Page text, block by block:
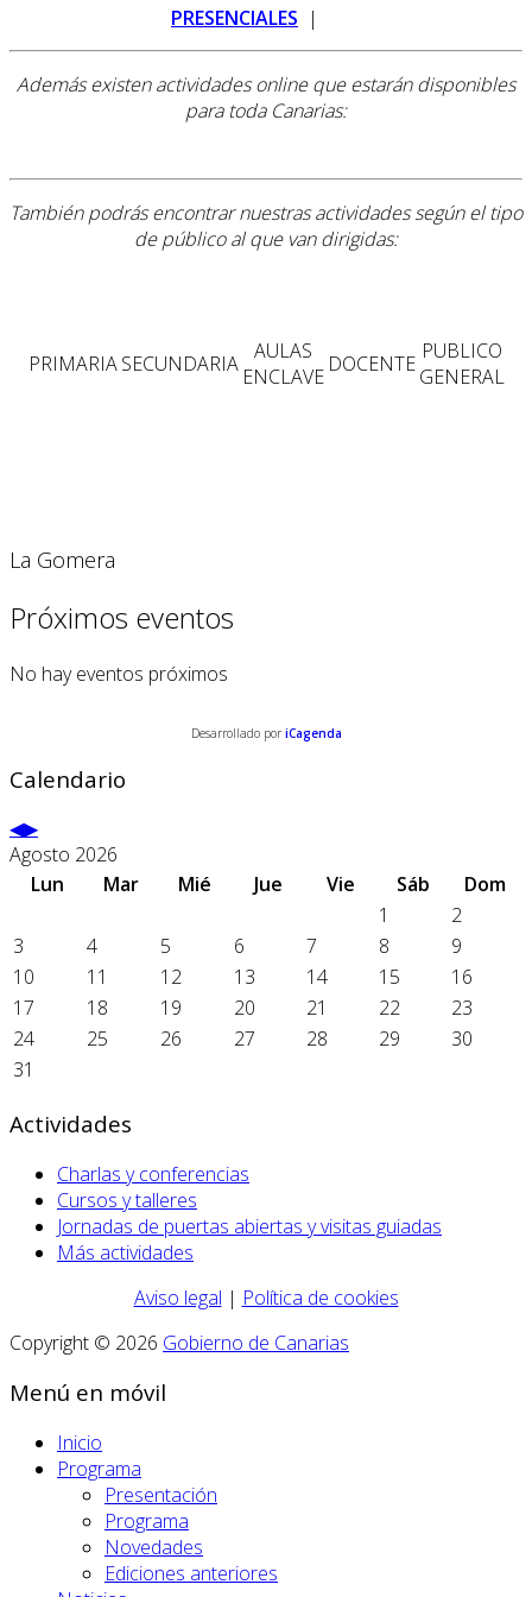
PRESENCIALES |
Además existen actividades online que estarán disponibles
para toda Canarias:
También podrás encontrar nuestras actividades según el tipo
de público al que van dirigidas:
PRIMARIA SECUNDARIA
AULAS
ENCLAVE DOCENTE PUBLICO
GENERAL
La Gomera
Próximos eventos
No hay eventos próximos
Desarrollado por iCagenda
Calendario
Agosto 2026
Lun
Mar Mié Jue Vie Sáb
Dom
1
2
3
4 5 6 7 8
9
10
11 12 13 14 15
16
17
18 19 20 21 22
23
24
25 26 27 28 29
30
31
Actividades
Charlas y conferencias
Cursos y talleres
Jornadas de puertas abiertas y visitas guiadas
Más actividades
Aviso legal | Política de cookies
Copyright © 2026 Gobierno de Canarias
Menú en móvil
Inicio
Programa
Presentación
Programa
Novedades
Ediciones anteriores